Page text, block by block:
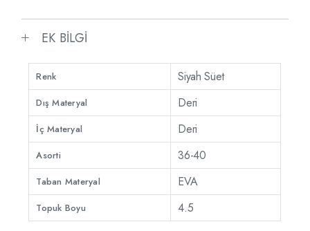
EK BILGI
Renk Siyah Süet
Dış Materyal Deri
İç Materyal Deri
Asorti 36-40
Taban Materyal EVA
Topuk Boyu 4.5